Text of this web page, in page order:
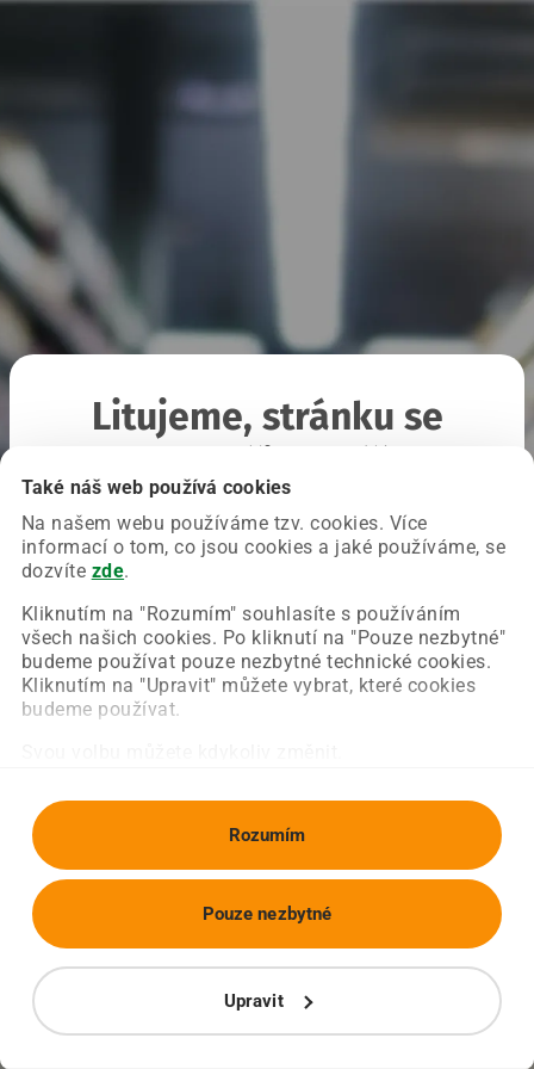
Také náš web používá cookies
Na našem webu používáme tzv. cookies. Více
informací o tom, co jsou cookies a jaké používáme, se
dozvíte zde.
Kliknutím na "Rozumím" souhlasíte s používáním
všech našich cookies. Po kliknutí na "Pouze nezbytné"
budeme používat pouze nezbytné technické cookies.
Kliknutím na "Upravit" můžete vybrat, které cookies
budeme používat.
Rozumím
Upravit
Pouze nezbytné
Litujeme, stránku se
Chyba nastala na naší straně a už ji opravujeme.
Zkuste prosím znovu načíst požadovanou stránku.
Obnovit stránku Úvodní strana